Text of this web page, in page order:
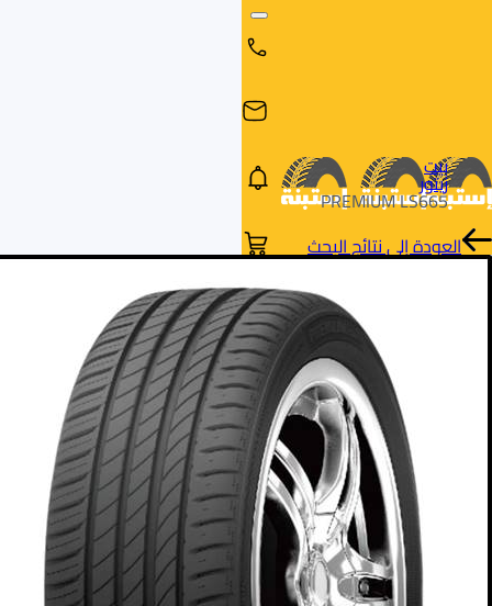
البحث
بالمقاس
البحث
حسب
العلامة
التجارية
بيت
زيتور
PREMIUM LS665
العودة إلى نتائج البحث